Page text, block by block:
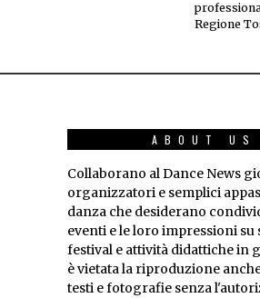
Regione
ABOUT US
Collaborano al Dance News
organizzatori e semplici
danza che desiderano
eventi e le loro impressioni su
festival e attività didattiche in
è vietata la riproduzione
testi e fotografie senza